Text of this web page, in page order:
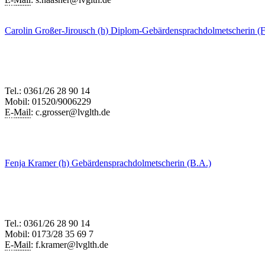
Carolin Großer-Jirousch (h) Diplom-Gebärdensprachdolmetscherin
Tel.: 0361/26 28 90 14
Mobil: 01520/9006229
E-Mail: c.grosser@lvglth.de
Fenja Kramer (h) Gebärdensprachdolmetscherin (B.A.)
Tel.: 0361/26 28 90 14
Mobil: 0173/28 35 69 7
E-Mail: f.kramer@lvglth.de